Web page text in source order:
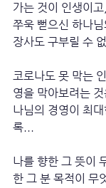
가는 것이 인생이
쭈욱 뻗으신 하나
장사도 구부릴 수
코로나도 못 막는
영을 막아보려는
나님의 경영이 최
록...
나를 향한 그 뜻이
한 그 분 목적이 무